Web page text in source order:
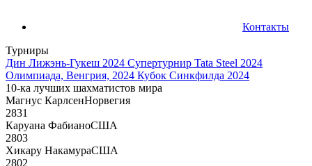
Контакты
Турниры
Дин Лижэнь-Гукеш 2024 Супертурнир Tata Steel 2024
Олимпиада, Венгрия, 2024 Кубок Синкфилда 2024
10-ка лучших шахматистов мира
Магнус КарлсенНорвегия
2831
Каруана ФабианоСША
2803
Хикару НакамураСША
2802